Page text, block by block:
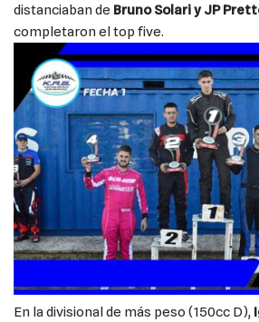
distanciaban de Bruno Solari y JP
completaron el top five.
En la divisional de más peso (150cc D),